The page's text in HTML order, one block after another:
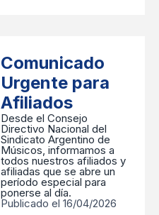
Comunicado
Urgente para
Afiliados
Desde el Consejo
Directivo Nacional del
Sindicato Argentino de
Músicos, informamos a
todos nuestros afiliados y
afiliadas que se abre un
período especial para
ponerse al día.
Publicado el 16/04/2026